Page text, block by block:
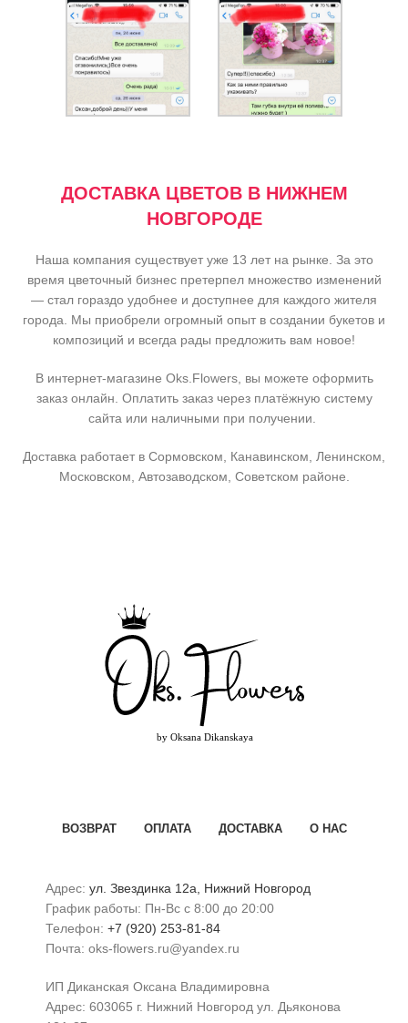
ДОСТАВКА ЦВЕТОВ В НИЖНЕМ
НОВГОРОДЕ
Наша компания существует уже 13 лет на рынке. За это
время цветочный бизнес претерпел множество изменений
— стал гораздо удобнее и доступнее для каждого жителя
города. Мы приобрели огромный опыт в создании букетов и
композиций и всегда рады предложить вам новое!
В интернет-магазине Oks.Flowers, вы можете оформить
заказ онлайн. Оплатить заказ через платёжную систему
сайта или наличными при получении.
Доставка работает в Сормовском, Канавинском, Ленинском,
Московском, Автозаводском, Советском районе.
ВОЗВРАТ ОПЛАТА ДОСТАВКА О НАС
Адрес: ул. Звездинка 12а, Нижний Новгород
График работы: Пн-Вс с 8:00 до 20:00
Телефон: +7 (920) 253-81-84
Почта: oks-flowers.ru@yandex.ru
ИП Диканская Оксана Владимировна
Адрес: 603065 г. Нижний Новгород ул. Дьяконова